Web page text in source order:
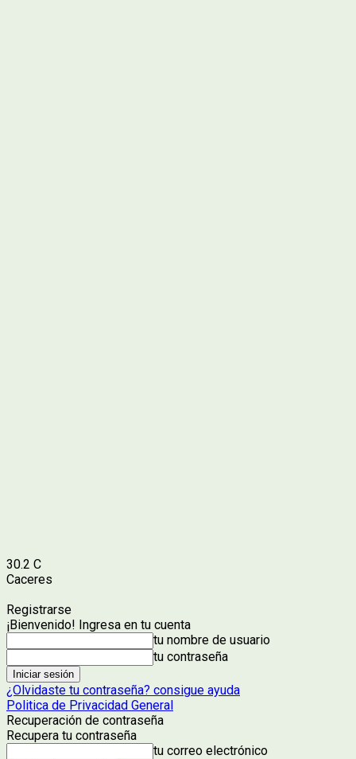
30.2 C
Caceres
Registrarse
¡Bienvenido! Ingresa en tu cuenta
tu nombre de usuario
tu contraseña
¿Olvidaste tu contraseña? consigue ayuda
Politica de Privacidad General
Recuperación de contraseña
Recupera tu contraseña
tu correo electrónico